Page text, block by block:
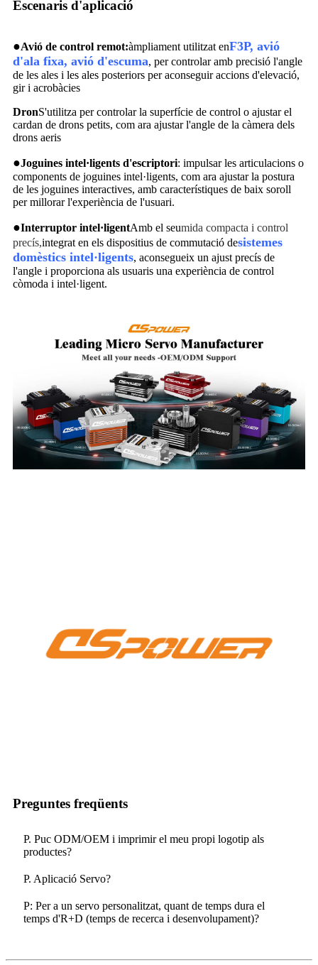
Escenaris d'aplicació
●Avió de control remot:àmpliament utilitzat enF3P, avió
d'ala fixa, avió d'escuma, per controlar amb precisió l'angle
de les ales i les ales posteriors per aconseguir accions d'elevació,
gir i acrobàcies
DronS'utilitza per controlar la superfície de control o ajustar el
cardan de drons petits, com ara ajustar l'angle de la càmera dels
drons aeris
●Joguines intel·ligents d'escriptori: impulsar les articulacions o
components de joguines intel·ligents, com ara ajustar la postura
de les joguines interactives, amb característiques de baix soroll
per millorar l'experiència de l'usuari.
●Interruptor intel·ligentAmb el seumida compacta i control
precís,integrat en els dispositius de commutació desistemes
domèstics intel·ligents, aconsegueix un ajust precís de
l'angle i proporciona als usuaris una experiència de control
còmoda i intel·ligent.
Preguntes freqüents
P. Puc ODM/OEM i imprimir el meu propi logotip als
productes?
P. Aplicació Servo?
P: Per a un servo personalitzat, quant de temps dura el
temps d'R+D (temps de recerca i desenvolupament)?